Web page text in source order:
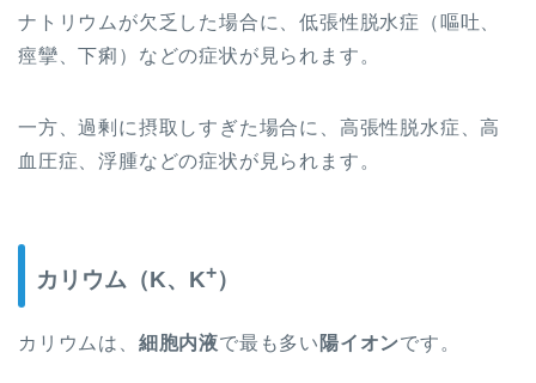
ナトリウムが欠乏した場合に、低張性脱水症（嘔吐、
痙攣、下痢）などの症状が見られます。
一方、過剰に摂取しすぎた場合に、高張性脱水症、高
血圧症、浮腫などの症状が見られます。
カリウム（K、K+）
カリウムは、 細胞内液で最も多い 陽イオンです。